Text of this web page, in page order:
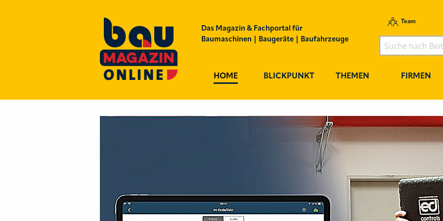
Das Magazin & Fachportal für
Baumaschinen | Baugeräte | Baufahrzeuge
Team
HOME BLICKPUNKT THEMEN FIRMEN